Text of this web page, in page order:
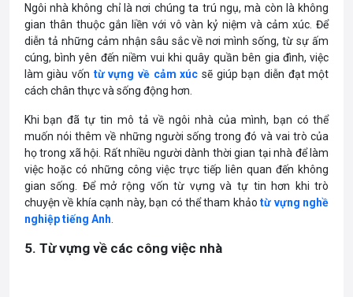
Ngôi nhà không chỉ là nơi chúng ta trú ngụ, mà còn là không
gian thân thuộc gắn liền với vô vàn kỷ niệm và cảm xúc. Để
diễn tả những cảm nhận sâu sắc về nơi mình sống, từ sự ấm
cúng, bình yên đến niềm vui khi quây quần bên gia đình, việc
làm giàu vốn từ vựng về cảm xúc sẽ giúp bạn diễn đạt một
cách chân thực và sống động hơn.
Khi bạn đã tự tin mô tả về ngôi nhà của mình, bạn có thể
muốn nói thêm về những người sống trong đó và vai trò của
họ trong xã hội. Rất nhiều người dành thời gian tại nhà để làm
việc hoặc có những công việc trực tiếp liên quan đến không
gian sống. Để mở rộng vốn từ vựng và tự tin hơn khi trò
chuyện về khía cạnh này, bạn có thể tham khảotừ vựng nghề
nghiệp tiếng Anh
5. Từ vựng về các công việc nhà